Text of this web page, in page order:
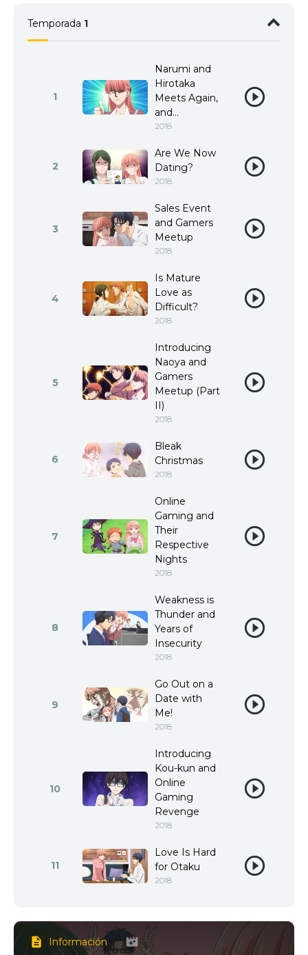
Temporada 1
1
Narumi and
Hirotaka
Meets Again,
and...
2018
2
Are We Now
Dating?
2018
3
Sales Event
and Gamers
Meetup
2018
4
Is Mature
Love as
Difficult?
2018
5
Introducing
Naoya and
Gamers
Meetup (Part
II)
2018
6
Bleak
Christmas
2018
7
Online
Gaming and
Their
Respective
Nights
2018
8
Weakness is
Thunder and
Years of
Insecurity
2018
9
Go Out on a
Date with
Me!
2018
10
Introducing
Kou-kun and
Online
Gaming
Revenge
2018
11
Love Is Hard
for Otaku
2018
Información